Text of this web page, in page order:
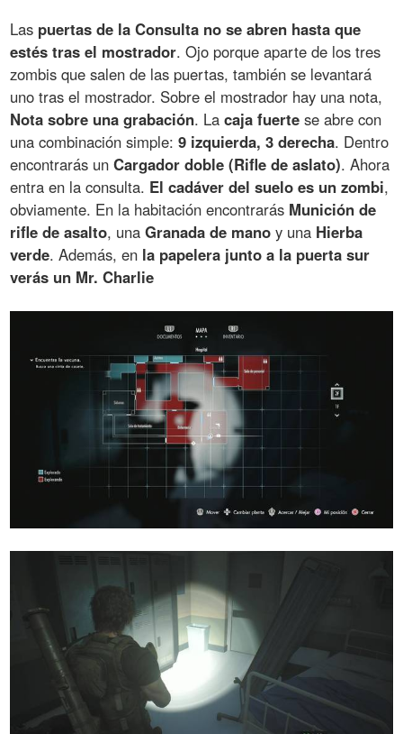
Las puertas de la Consulta no se abren hasta que
estés tras el mostrador. Ojo porque aparte de los tres
zombis que salen de las puertas, también se levantará
uno tras el mostrador. Sobre el mostrador hay una nota,
Nota sobre una grabación. Lacaja fuerte se abre con
una combinación simple:9 izquierda, 3 derecha. Dentro
encontrarás unCargador doble (Rifle de aslato). Ahora
entra en la consulta. El cadáver del suelo es un zombi,
obviamente. En la habitación encontrarás Munición de
rifle de asalto, unaGranada de mano y una Hierba
verde. Además, en la papelera junto a la puerta sur
verás un Mr. Charlie